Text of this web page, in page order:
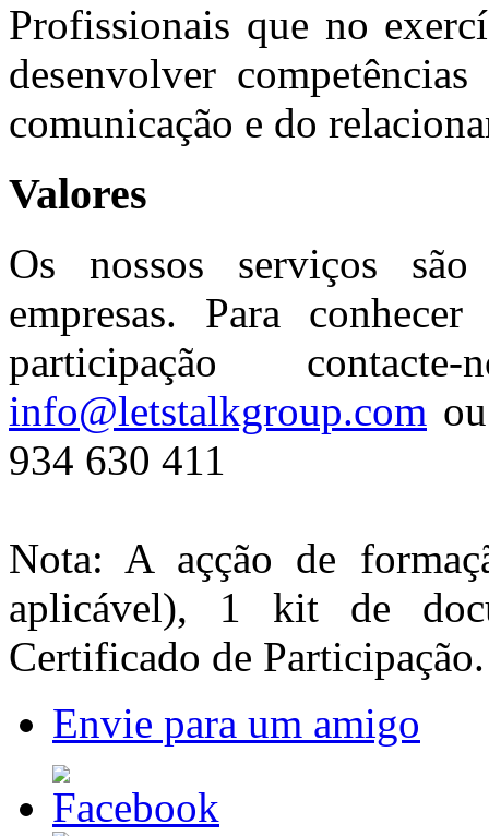
Profissionais que no
desenvolver
comunicação e do
Valores
Os nossos serviços
empresas. Para
participação
info@letstalkgroup.com
934 630 411
Nota: A açção de
aplicável), 1 kit de
Certificado de Participação.
Envie para um amigo